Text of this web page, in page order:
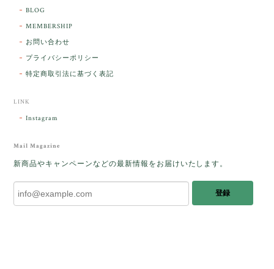
た人に幸せが訪れる」という言い伝えがあるケサラン
パサラン。とっても素敵です。メッセージでは色々記
憶違いもありましたが、またいつかお会いして楽しい
した。
をあたたかく迎え入れてくださり とても嬉
しく思います。 この石のふわりとした光を
ランパサラン」でした。これからはT様の
傍で そっと見守ってくれるのではないかな
BLOG
MEMBERSHIP
お問い合わせ
プライバシーポリシー
特定商取引法に基づく表記
LINK
Instagram
Mail Magazine
新商品やキャンペーンなどの最新情報をお届けいたします。
登録